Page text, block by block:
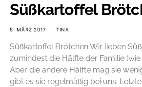
Süßkartoffel
5. MÄRZ 2017 TINA
Süßkartoffel Brötchen Wir lieben
zumindest die Hälfte der Familie
Aber die andere Hälfte mag sie
gibt es sie regelmäßig bei uns.